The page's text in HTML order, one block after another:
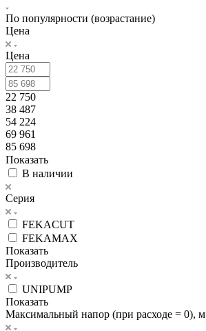
По популярности (возрастание)
Цена
Цена
22 750
38 487
54 224
69 961
85 698
Показать
В наличии
Серия
FEKACUT
FEKAMAX
Показать
Производитель
UNIPUMP
Показать
Максимальный напор (при расходе = 0), м